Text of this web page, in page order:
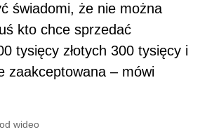
świadomi, że nie można
kto chce sprzedać
tysięcy złotych 300 tysięcy i
zaakceptowana – mówi
wideo